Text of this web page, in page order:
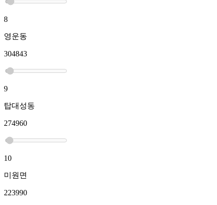
8
영운동
304843
9
탑대성동
274960
10
미원면
223990